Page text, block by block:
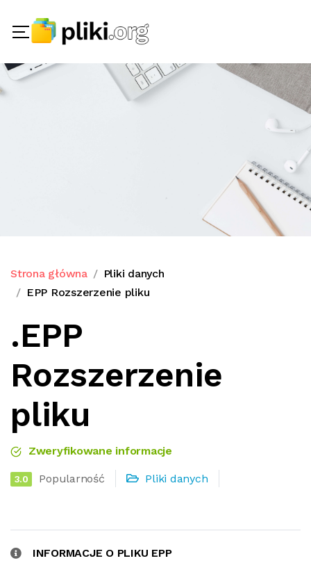
Strona główna
Pliki danych
EPP Rozszerzenie pliku
.EPP
Rozszerzenie
pliku
Zweryfikowane informacje
3.0 Popularność Pliki danych
INFORMACJE O PLIKU EPP